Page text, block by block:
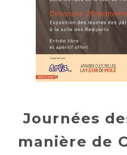
Journées
manière de